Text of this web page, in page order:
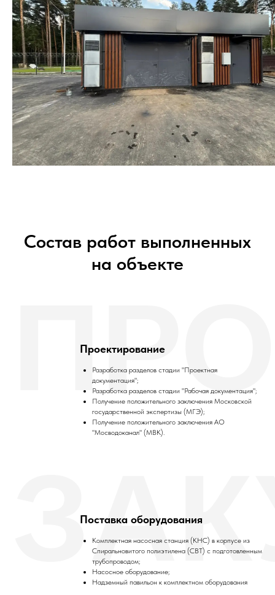
Состав работ выполненных
на объекте
Проектирование
Разработка разделов стадии "Проектная
документация";
Разработка разделов стадии "Рабочая документация";
Получение положительного заключения Московской
государственной экспертизы (МГЭ);
Получение положительного заключения АО
"Мосводоканал" (МВК).
Поставка оборудования
Комплектная насосная станция (КНС) в корпусе из
Спиральновитого полиэтилена (СВТ) с подготовленным
трубопроводом;
Насосное оборудование;
Надземный павильон к комплектном оборудования